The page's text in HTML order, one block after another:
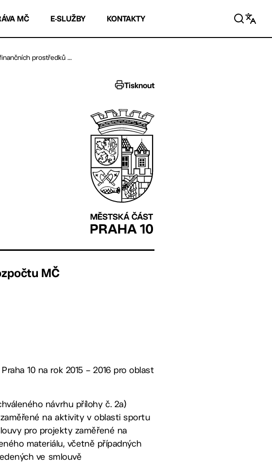
MČ E-SLUŽBY KONTAKTY
prostředků ...
Tisknout
MČ
10 na rok 2015 – 2016 pro oblast
návrhu přílohy č. 2a)
na aktivity v oblasti sportu
pro projekty zaměřené na
materiálu, včetně případných
ve smlouvě